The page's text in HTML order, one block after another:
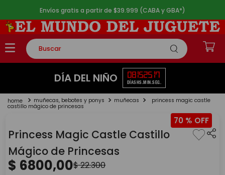
Envíos gratis a partir de $39.999 (CABA y GBA*)
Buscar
TÉRMINOS MÁS BUSCADOS
2.
lego
4
monopatin
5. toy story
DÍA DEL NIÑO 08
DÍAS
15
HS.
25
MIN.
17
SEG.
muñecas, bebotes y ponys muñecas princess magic castle
castillo mágico de princesas
70 %
Princess Magic Castle Castillo
Mágico de Princesas
$ 6800,00$22.300